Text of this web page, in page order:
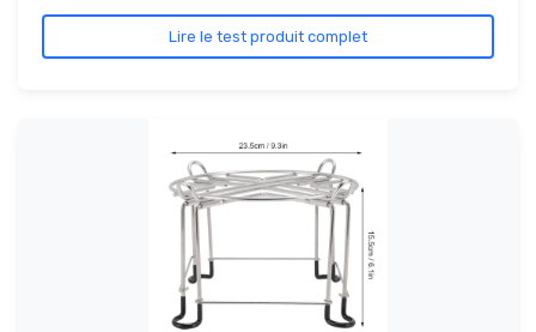
Lire le test produit complet